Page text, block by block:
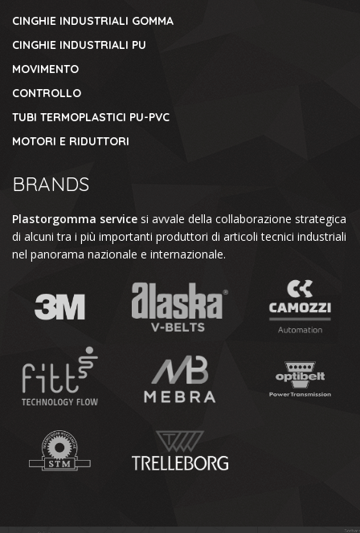
CINGHIE INDUSTRIALI GOMMA
CINGHIE INDUSTRIALI PU
MOVIMENTO
CONTROLLO
TUBI TERMOPLASTICI PU-PVC
MOTORI E RIDUTTORI
BRANDS
Plastorgomma service si avvale della collaborazione strategica
di alcuni tra i più importanti produttori di articoli tecnici industriali
nel panorama nazionale e internazionale.